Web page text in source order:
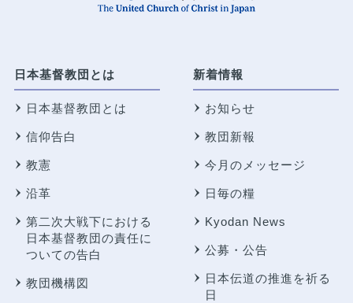
日本基督教団とは
日本基督教団とは
信仰告白
教憲
沿革
第二次大戦下における
日本基督教団の責任に
ついての告白
教団機構図
新着情報
お知らせ
教団新報
今月のメッセージ
日毎の糧
Kyodan News
公募・公告
日本伝道の推進を祈る
日